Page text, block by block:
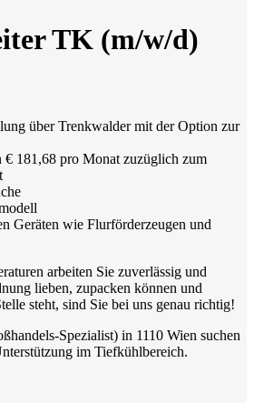
TK (m/w/d)
über Trenkwalder mit der Option zur
181,68 pro Monat zuzüglich zum
Geräten wie Flurförderzeugen und
arbeiten Sie zuverlässig und
lieben, zupacken können und
steht, sind Sie bei uns genau richtig!
Spezialist) in 1110 Wien suchen
im Tiefkühlbereich.